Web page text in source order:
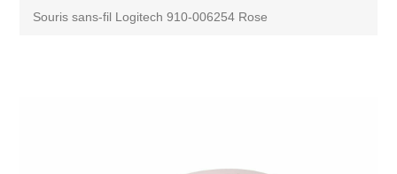
Souris sans-fil Logitech 910-006254 Rose